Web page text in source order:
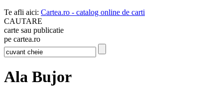
Te afli aici: Cartea.ro - catalog online de carti
CAUTARE
carte sau publicatie
pe cartea.ro
Ala Bujor